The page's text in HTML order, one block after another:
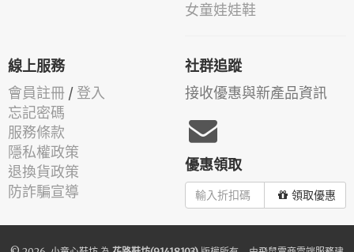
女童娃娃鞋
線上服務
會員註冊 / 登入
忘記密碼
服務條款
隱私權政策
退換貨政策
防詐騙宣導
社群追蹤
接收優惠與新產品資訊
優惠領取
領取優惠